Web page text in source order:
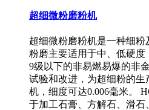
超细微粉磨粉机
超细微粉磨粉机是一种细
粉磨主要适用于中、低硬度
9级以下的非易燃易爆的非
试验和改进，为超细粉的
机，细度可达0.006毫米。
于加工石膏、方解石、滑